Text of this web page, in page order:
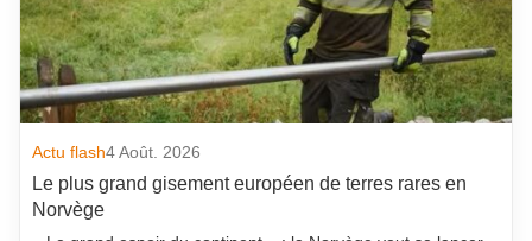
Actu flash4 Août. 2026
Le plus grand gisement européen de terres rares en
Norvège